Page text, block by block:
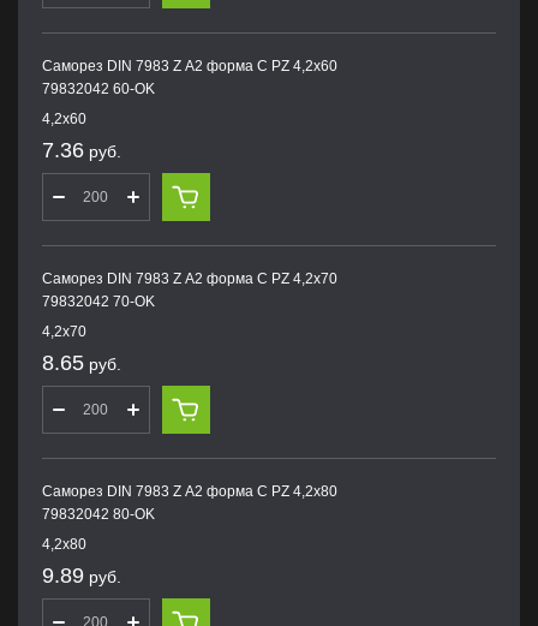
Саморез DIN 7983 Z А2 форма С PZ 4,2х60
79832042 60-OK
4,2х60
7.36 руб.
Саморез DIN 7983 Z А2 форма С PZ 4,2х70
79832042 70-OK
4,2х70
8.65 руб.
Саморез DIN 7983 Z А2 форма С PZ 4,2х80
79832042 80-OK
4,2х80
9.89 руб.